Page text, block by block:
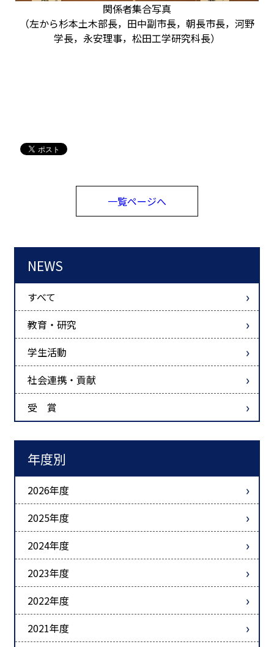
関係者集合写真
（左から杉本土木部長，田中副市長，朝長市長，河野
学長，永安理事，松田工学研究科長）
一覧ページへ
NEWS
すべて
教育・研究
学生活動
社会連携・貢献
受 賞
年度別
2026年度
2025年度
2024年度
2023年度
2022年度
2021年度